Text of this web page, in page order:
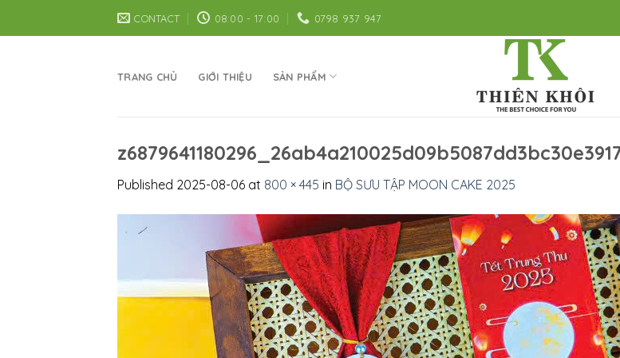
CONTACT 08:00 - 17:00 0798 937 947
TRANG CHỦ GIỚI THIỆU SẢN PHẨM
Published 2025-08-06 at 800 × 445 in BỘ SƯU TẬP MOON CAKE 2025